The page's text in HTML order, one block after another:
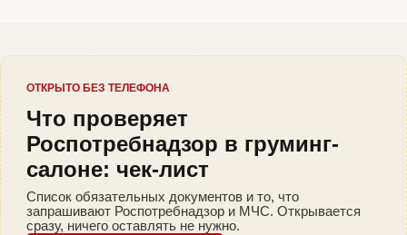
ОТКРЫТО БЕЗ ТЕЛЕФОНА
Что проверяет
Роспотребнадзор в груминг-
салоне: чек-лист
Список обязательных документов и то, что
запрашивают Роспотребнадзор и МЧС. Открывается
сразу, ничего оставлять не нужно.